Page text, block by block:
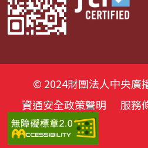
© 2024財團法人中央廣
資通安全政策聲明
服務